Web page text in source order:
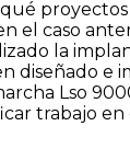
proyectos
el caso
la
diseñado e
Lso
trabajo en